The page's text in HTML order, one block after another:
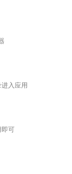
入应用
即可